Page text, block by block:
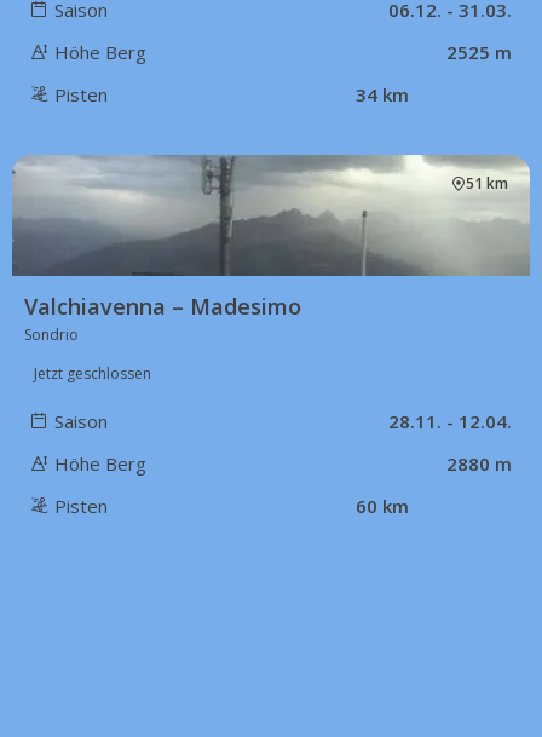
Saison
06.12. - 31.03.
Höhe Berg
2525 m
Pisten
34 km
51 km
Valchiavenna – Madesimo
Sondrio
Jetzt geschlossen
Saison
28.11. - 12.04.
Höhe Berg
2880 m
Pisten
60 km